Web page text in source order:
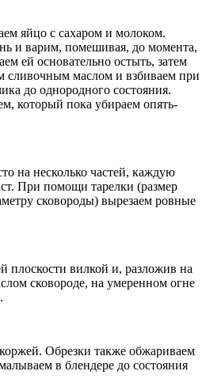
яйцо с сахаром и молоком.
и варим, помешивая, до момента,
ей основательно остыть, затем
сливочным маслом и взбиваем при
до однородного состояния.
который пока убираем опять-
на несколько частей, каждую
При помощи тарелки (размер
сковороды) вырезаем ровные
плоскости вилкой и, разложив на
сковороде, на умеренном огне
Обрезки также обжариваем
в блендере до состояния